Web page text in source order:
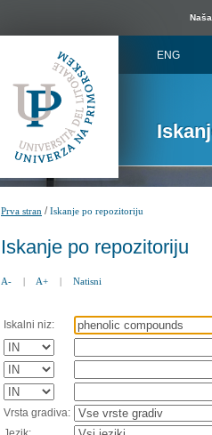
ENG
Prva stran /Iskanje po repozitoriju
Iskanje po repozitoriju
A- | A+ | Natisni
Iskalni niz:
Vrsta gradiva: